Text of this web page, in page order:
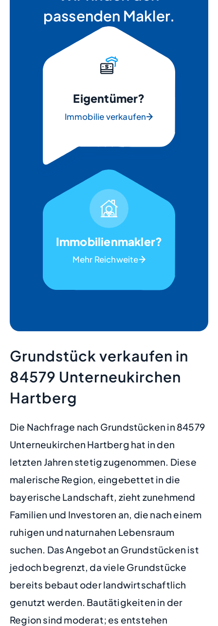
passenden Makler.
Eigentümer?
Immobilie verkaufen
Immobilienmakler?
Mehr Reichweite
Grundstück verkaufen in
84579 Unterneukirchen
Hartberg
Die Nachfrage nach Grundstücken in 84579
Unterneukirchen Hartberg hat in den
letzten Jahren stetig zugenommen. Diese
malerische Region, eingebettet in die
bayerische Landschaft, zieht zunehmend
Familien und Investoren an, die nach einem
ruhigen und naturnahen Lebensraum
suchen. Das Angebot an Grundstücken ist
jedoch begrenzt, da viele Grundstücke
bereits bebaut oder landwirtschaftlich
genutzt werden. Bautätigkeiten in der
Region sind moderat; es entstehen